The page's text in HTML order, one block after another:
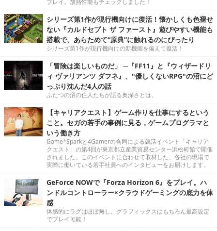
シリーズ第1作が現行機向けに復活！懐かしくも色褪せ
ない『カルドセプト ザ ファースト』遊びやすい機能も
搭載で、あらためて“原典”に触れるのにぴったり
シリーズ第1作が現行機向けの新機能を備えて復活！
「冒険は楽しいものだ」 ─『FF11』と『ウィザードリ
ィ ヴァリアンツ ダフネ』、"優しくないRPG"の沼にど
っぷり沈んだ4人の話
ふたつの沼の住人たちが語る奥深さとは。
【キャリアクエスト】ゲーム作りを仕事にするという
こと。セガの若手の事例に見る，ゲームプログラマと
いう働き方
Game*Sparkと4Gamerの合同による就活イベント「キャリア
クエスト」の第4回が東京都立産業貿易センター浜松町館で開催
されました。このイベントに合わせて取材した、各社の現場で
実際に働いている若手社員へのインタビューをお届けします。
GeForce NOWで『Forza Horizon 6』をプレイ。ハ
ンドルコントローラー×クラウドゲーミングの底力を体
感
体感的にラグはほぼ無し。グラフィックスはもちろん最高設定
でプレイ可能！